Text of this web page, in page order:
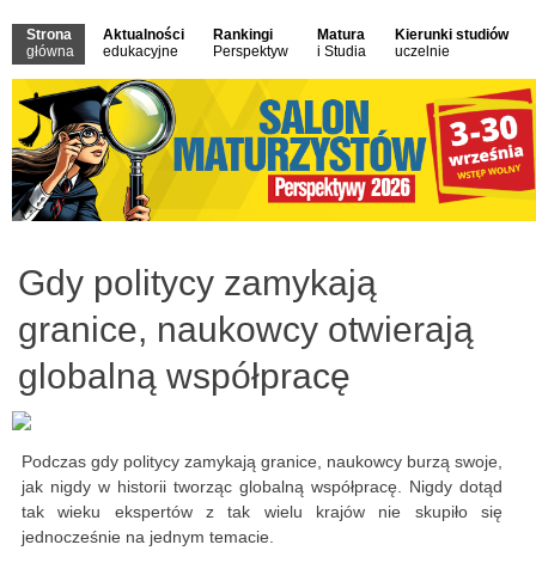
Strona
główna
Aktualności
edukacyjne
Rankingi
Perspektyw
Matura
i Studia
Kierunki studiów
uczelnie
Gdy politycy zamykają
granice, naukowcy otwierają
globalną współpracę
Podczas gdy politycy zamykają granice, naukowcy burzą swoje,
jak nigdy w historii tworząc globalną współpracę. Nigdy dotąd
tak wieku ekspertów z tak wielu krajów nie skupiło się
jednocześnie na jednym temacie.